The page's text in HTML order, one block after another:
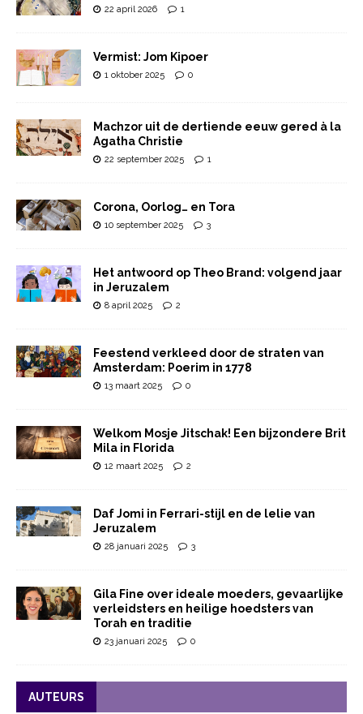
22 april 2026 1
Vermist: Jom Kipoer
1 oktober 2025 0
Machzor uit de dertiende eeuw gered à la
Agatha Christie
22 september 2025 1
Corona, Oorlog… en Tora
10 september 2025 3
Het antwoord op Theo Brand: volgend jaar
in Jeruzalem
8 april 2025 2
Feestend verkleed door de straten van
Amsterdam: Poerim in 1778
13 maart 2025 0
Welkom Mosje Jitschak! Een bijzondere Brit
Mila in Florida
12 maart 2025 2
Daf Jomi in Ferrari-stijl en de lelie van
Jeruzalem
28 januari 2025 3
Gila Fine over ideale moeders, gevaarlijke
verleidsters en heilige hoedsters van
Torah en traditie
23 januari 2025 0
AUTEURS